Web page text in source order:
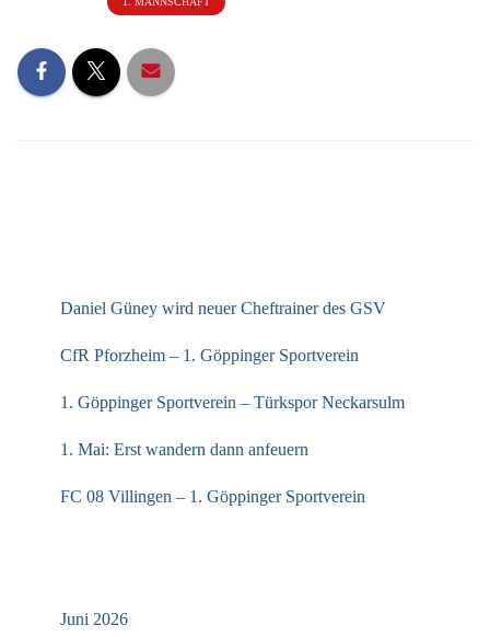
Daniel Güney wird neuer Cheftrainer des GSV
CfR Pforzheim – 1. Göppinger Sportverein
1. Göppinger Sportverein – Türkspor Neckarsulm
1. Mai: Erst wandern dann anfeuern
FC 08 Villingen – 1. Göppinger Sportverein
Juni 2026